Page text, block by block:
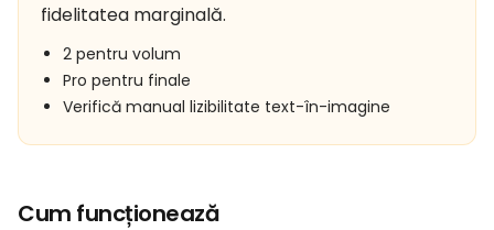
fidelitatea marginală.
2 pentru volum
Pro pentru finale
Verifică manual lizibilitate text-în-imagine
Cum funcționează